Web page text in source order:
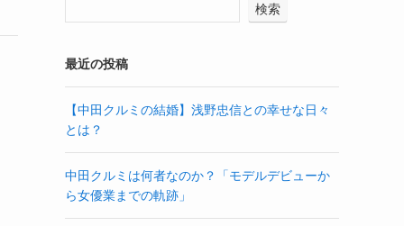
検索
最近の投稿
【中田クルミの結婚】浅野忠信との幸せな日々
とは？
中田クルミは何者なのか？「モデルデビューか
ら女優業までの軌跡」